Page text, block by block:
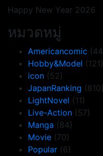
Happy New Year 2026
หมวดหมู่
Americancomic
Hobby&Model (121)
icon (52)
JapanRanking (810)
LightNovel (11)
Live-Action (57)
Manga (84)
Movie (70)
Popular (6)